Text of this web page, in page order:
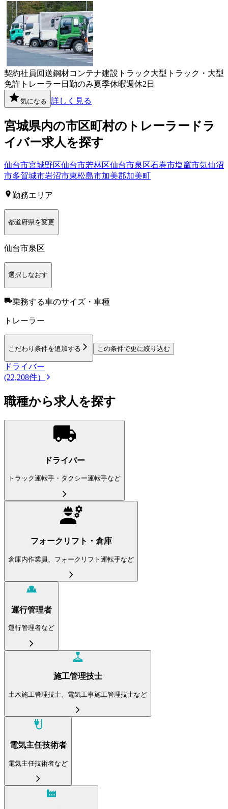
契約社員 回送鋼材コンテナ建設 トラック大型トラック・大型
免許 トレーラー 日勤のみ夏季休暇週休2日
気になる 詳しく見る
宮城県内の市区町村の トレーラー ドラ
イバー求人を探す
仙台市宮城野区仙台市若林区仙台市泉区石巻市塩竈市気仙沼
市多賀城市岩沼市東松島市加美郡加美町
勤務エリア
都道府県を変更
仙台市泉区
選択しなおす
乗務する車のサイズ・車種
トレーラー
こだわり条件を追加する この条件で更に絞り込む
ドライバー
(22,208件）
職種から求人を探す
ドライバー
トラック運転手・タクシー運転手など
フォークリフト・倉庫
倉庫内作業員、フォークリフト運転手など
運行管理者
運行管理者など
施工管理技士
土木施工管理技士、電気工事施工管理技士など
電気主任技術者
電気主任技術者など